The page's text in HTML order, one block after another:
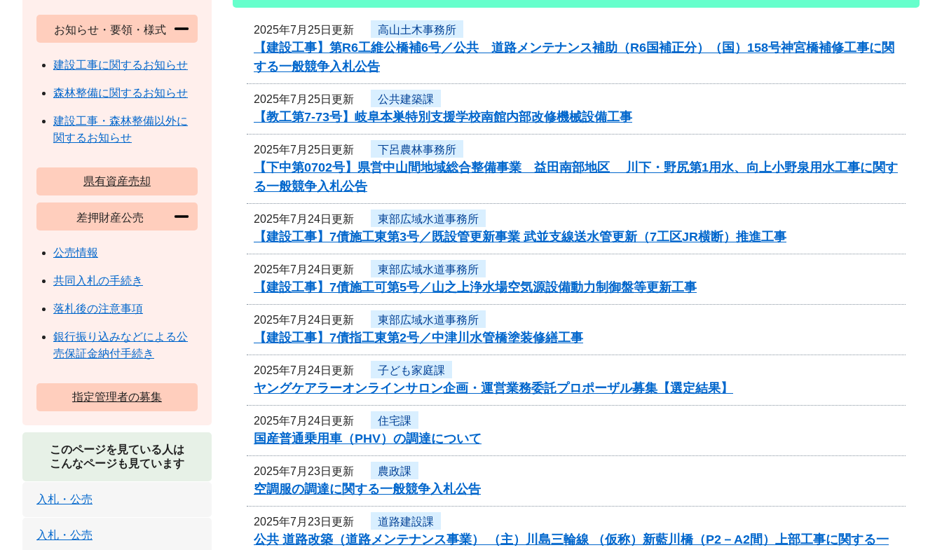
2025年7月25日更新 高山土木事務所
【建設工事】第R6工維公橋補6号／公共 道路メンテナンス補助（R6国補正分）（国）158号神宮橋補修工事に関
する一般競争入札公告
2025年7月25日更新 公共建築課
【教工第7-73号】岐阜本巣特別支援学校南館内部改修機械設備工事
2025年7月25日更新 下呂農林事務所
【下中第0702号】県営中山間地域総合整備事業 益田南部地区 川下・野尻第1用水、向上小野泉用水工事に関す
る一般競争入札公告
2025年7月24日更新 東部広域水道事務所
【建設工事】7債施工東第3号／既設管更新事業 武並支線送水管更新（7工区JR横断）推進工事
2025年7月24日更新 東部広域水道事務所
【建設工事】7債施工可第5号／山之上浄水場空気源設備動力制御盤等更新工事
2025年7月24日更新 東部広域水道事務所
【建設工事】7債指工東第2号／中津川水管橋塗装修繕工事
2025年7月24日更新 子ども家庭課
ヤングケアラーオンラインサロン企画・運営業務委託プロポーザル募集【選定結果】
2025年7月24日更新 住宅課
国産普通乗用車（PHV）の調達について
2025年7月23日更新 農政課
空調服の調達に関する一般競争入札公告
2025年7月23日更新 道路建設課
公共 道路改築（道路メンテナンス事業） （主）川島三輪線 （仮称）新藍川橋（P2－A2間）上部工事に関する一
お知らせ・要領・様式
建設工事に関するお知らせ
森林整備に関するお知らせ
建設工事・森林整備以外に
関するお知らせ
県有資産売却
差押財産公売
公売情報
共同入札の手続き
落札後の注意事項
銀行振り込みなどによる公
売保証金納付手続き
指定管理者の募集
このページを見ている人は
こんなページも見ています
入札・公売
入札・公売